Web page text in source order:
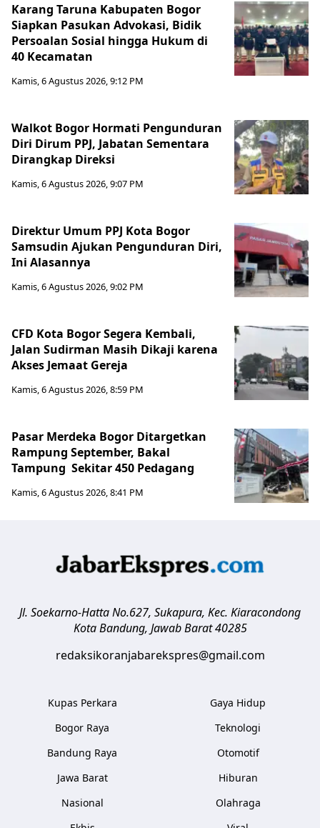
Karang Taruna Kabupaten Bogor
Siapkan Pasukan Advokasi, Bidik
Persoalan Sosial hingga Hukum di
40 Kecamatan
Kamis, 6 Agustus 2026, 9:12 PM
Walkot Bogor Hormati Pengunduran
Diri Dirum PPJ, Jabatan Sementara
Dirangkap Direksi
Kamis, 6 Agustus 2026, 9:07 PM
Direktur Umum PPJ Kota Bogor
Samsudin Ajukan Pengunduran Diri,
Ini Alasannya
Kamis, 6 Agustus 2026, 9:02 PM
CFD Kota Bogor Segera Kembali,
Jalan Sudirman Masih Dikaji karena
Akses Jemaat Gereja
Kamis, 6 Agustus 2026, 8:59 PM
Pasar Merdeka Bogor Ditargetkan
Rampung September, Bakal
Tampung Sekitar 450 Pedagang
Kamis, 6 Agustus 2026, 8:41 PM
Jl. Soekarno-Hatta No.627, Sukapura, Kec. Kiaracondong
Kota Bandung, Jawab Barat 40285
redaksikoranjabarekspres@gmail.com
Kupas Perkara
Bogor Raya
Bandung Raya
Jawa Barat
Nasional
Gaya Hidup
Teknologi
Otomotif
Hiburan
Olahraga